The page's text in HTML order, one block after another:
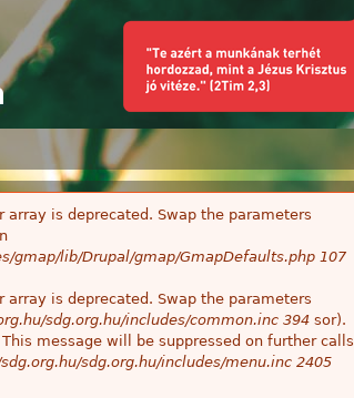
is deprecated. Swap the parameters
gmap/lib/Drupal/gmap/GmapDefaults.php 107
is deprecated. Swap the parameters
sdg.org.hu/includes/common.inc 394 sor).
message will be suppressed on further calls
sdg.org.hu/includes/menu.inc 2405